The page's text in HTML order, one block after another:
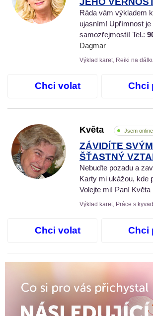
Ráda vám výkladem
ujasním! Upřímnost je
samozřejmostí! Tel.:
Dagmar
Výklad karet, Reiki na
Chci volat Chci
Květa Jsem online
ZÁVIDÍTE
ŠŤASTNÝ
Nebuďte pozadu a
Karty mi ukážou, kde
Volejte mi! Paní Květa
Výklad karet, Práce s
Chci volat Chci